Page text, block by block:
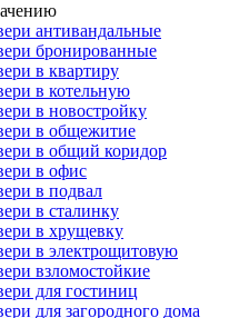
антивандальные
бронированные
в квартиру
в котельную
в новостройку
в общежитие
в общий коридор
в офис
в подвал
в сталинку
в хрущевку
в электрощитовую
взломостойкие
для гостиниц
для загородного дома